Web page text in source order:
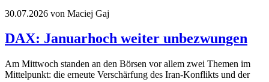
30.07.2026 von Maciej Gaj
DAX: Januarhoch weiter unbezwungen
Am Mittwoch standen an den Börsen vor allem zwei Themen im
Mittelpunkt: die erneute Verschärfung des Iran-Konflikts und der